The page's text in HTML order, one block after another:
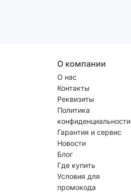
О компании
О нас
Контакты
Реквизиты
Политика
конфиденциальности
Гарантия и сервис
Новости
Блог
Где купить
Условия для
промокода